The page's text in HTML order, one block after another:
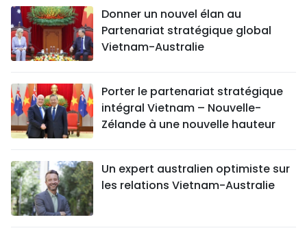
Donner un nouvel élan au
Partenariat stratégique global
Vietnam-Australie
Porter le partenariat stratégique
intégral Vietnam – Nouvelle-
Zélande à une nouvelle hauteur
Un expert australien optimiste sur
les relations Vietnam-Australie